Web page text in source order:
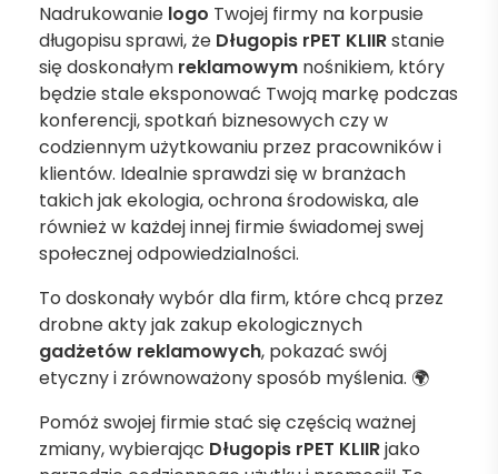
Nadrukowanie logo Twojej firmy na korpusie
długopisu sprawi, że Długopis rPET KLIIRstanie
się doskonałym reklamowym nośnikiem, który
będzie stale eksponować Twoją markę podczas
konferencji, spotkań biznesowych czy w
codziennym użytkowaniu przez pracowników i
klientów. Idealnie sprawdzi się w branżach
takich jak ekologia, ochrona środowiska, ale
również w każdej innej firmie świadomej swej
społecznej odpowiedzialności.
To doskonały wybór dla firm, które chcą przez
drobne akty jak zakup ekologicznych
gadżetów reklamowych, pokazać swój
etyczny i zrównoważony sposób myślenia. 🌍
Pomóż swojej firmie stać się częścią ważnej
zmiany, wybierając Długopis rPET KLIIRjako